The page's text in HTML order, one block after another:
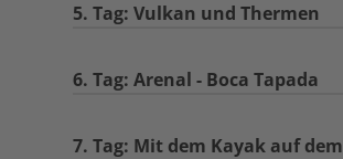
5. Tag: Vulkan und Thermen
6. Tag: Arenal - Boca Tapada
7. Tag: Mit dem Kayak auf dem